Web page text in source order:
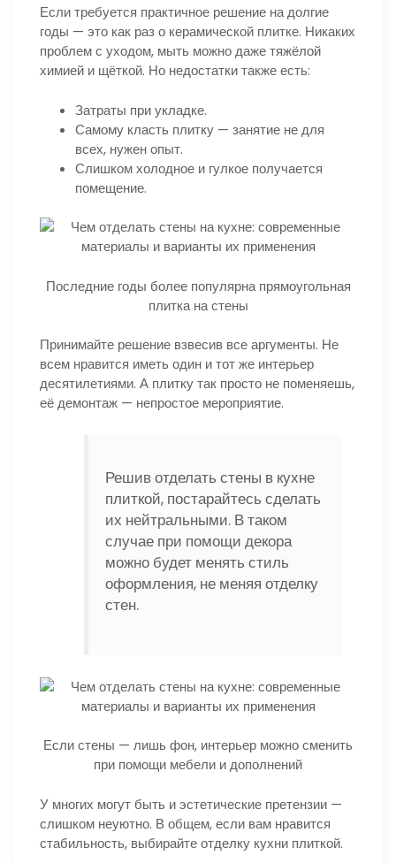
Если требуется практичное решение на долгие
годы — это как раз о керамической плитке. Никаких
проблем с уходом, мыть можно даже тяжёлой
химией и щёткой. Но недостатки также есть:
Затраты при укладке.
Самому класть плитку — занятие не для
всех, нужен опыт.
Слишком холодное и гулкое получается
помещение.
Последние годы более популярна прямоугольная
плитка на стены
Принимайте решение взвесив все аргументы. Не
всем нравится иметь один и тот же интерьер
десятилетиями. А плитку так просто не поменяешь,
её демонтаж — непростое мероприятие.
Решив отделать стены в кухне
плиткой, постарайтесь сделать
их нейтральными. В таком
случае при помощи декора
можно будет менять стиль
оформления, не меняя отделку
стен.
Если стены — лишь фон, интерьер можно сменить
при помощи мебели и дополнений
У многих могут быть и эстетические претензии —
слишком неуютно. В общем, если вам нравится
стабильность, выбирайте отделку кухни плиткой.